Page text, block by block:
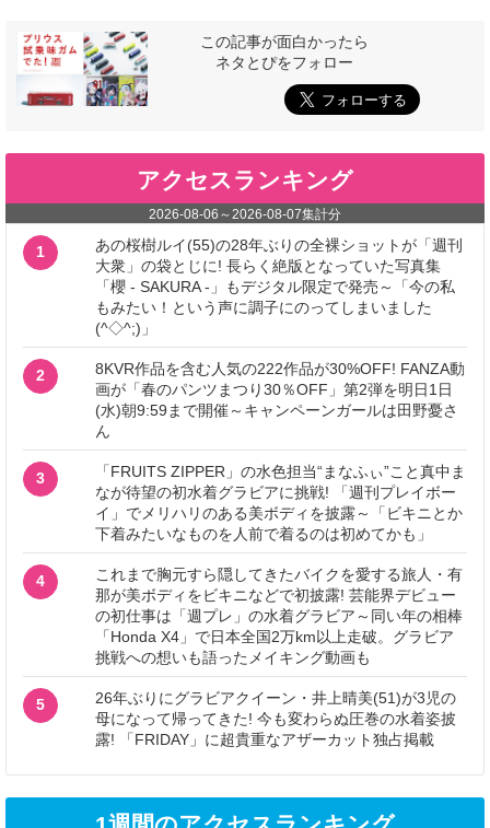
この記事が面白かったら
ネタとぴをフォロー
アクセスランキング
2026-08-06 ～2026-08-07集計分
1
あの桜樹ルイ(55)の28年ぶりの全裸ショットが「週刊
大衆」の袋とじに! 長らく絶版となっていた写真集
「櫻 - SAKURA -」もデジタル限定で発売～「今の私
もみたい！という声に調子にのってしまいました
(^◇^;)」
2
8KVR作品を含む人気の222作品が30%OFF! FANZA動
画が「春のパンツまつり30％OFF」第2弾を明日1日
(水)朝9:59まで開催～キャンペーンガールは田野憂さ
ん
3
「FRUITS ZIPPER」の水色担当“まなふぃ”こと真中ま
なが待望の初水着グラビアに挑戦! 「週刊プレイボー
イ」でメリハリのある美ボディを披露～「ビキニとか
下着みたいなものを人前で着るのは初めてかも」
4
これまで胸元すら隠してきたバイクを愛する旅人・有
那が美ボディをビキニなどで初披露! 芸能界デビュー
の初仕事は「週プレ」の水着グラビア～同い年の相棒
「Honda X4」で日本全国2万km以上走破。グラビア
挑戦への想いも語ったメイキング動画も
5
26年ぶりにグラビアクイーン・井上晴美(51)が3児の
母になって帰ってきた! 今も変わらぬ圧巻の水着姿披
露! 「FRIDAY」に超貴重なアザーカット独占掲載